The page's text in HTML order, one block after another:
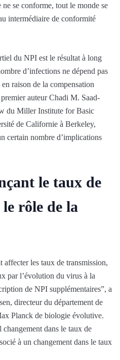
ne se conforme, tout le monde se
intermédiaire de conformité
du NPI est le résultat à long
d’infections ne dépend pas
raison de la compensation
auteur Chadi M. Saad-
du Miller Institute for Basic
de Californie à Berkeley,
certain nombre d’implications
le taux de
rôle de la
les taux de transmission,
par l’évolution du virus à la
de NPI supplémentaires”, a
directeur du département de
Planck de biologie évolutive.
dans le taux de
à un changement dans le taux